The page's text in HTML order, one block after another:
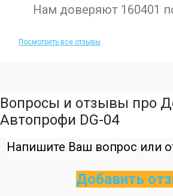
Нам доверяют 160401
Посмотреть все отзывы
Вопросы и отзывы про
Автопрофи DG-04
Напишите Ваш вопрос или
Добавить